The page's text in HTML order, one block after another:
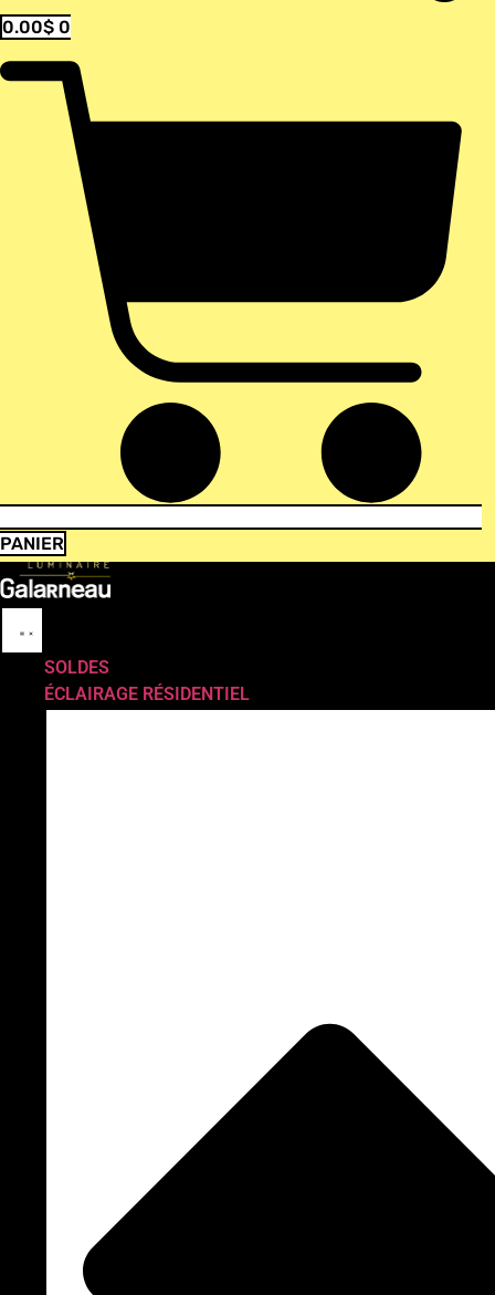
0.00$ 0
PANIER
SOLDES
ÉCLAIRAGE RÉSIDENTIEL